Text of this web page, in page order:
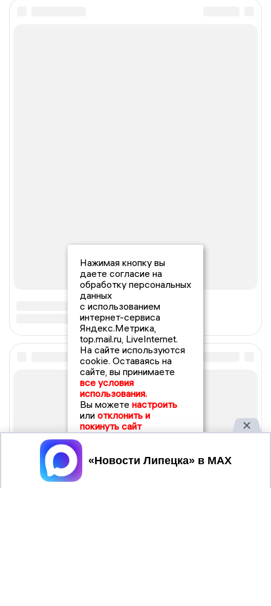
Нажимая кнопку вы
даете согласие на
обработку персональных
данных
с использованием
интернет-сервиса
Яндекс.Метрика,
top.mail.ru, LiveInternet.
На сайте используются
cookie. Оставаясь на
сайте, вы принимаете
все условия
использования.
Вы можете настроить
или отклонить и
покинуть сайт
Принять